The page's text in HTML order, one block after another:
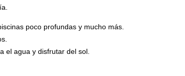
poco profundas y mucho más.
el agua y disfrutar del sol.